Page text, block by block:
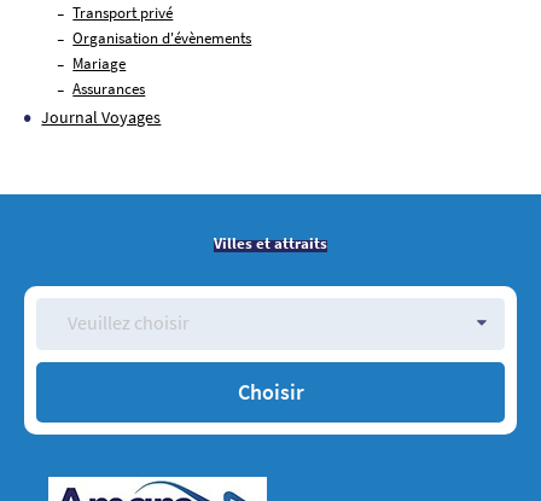
Transport privé
Organisation d'évènements
Mariage
Assurances
Journal Voyages
Villes et attraits
Veuillez choisir